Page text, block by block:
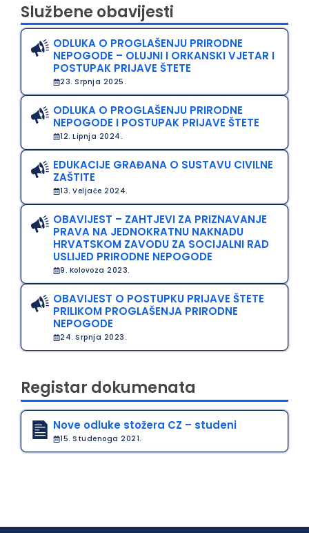
Službene obavijesti
ODLUKA O PROGLAŠENJU PRIRODNE
NEPOGODE – OLUJNI I ORKANSKI VJETAR I
POSTUPAK PRIJAVE ŠTETE
23. Srpnja 2025.
ODLUKA O PROGLAŠENJU PRIRODNE
NEPOGODE I POSTUPAK PRIJAVE ŠTETE
12. Lipnja 2024.
EDUKACIJE GRAĐANA O SUSTAVU CIVILNE
ZAŠTITE
13. Veljače 2024.
OBAVIJEST – ZAHTJEVI ZA PRIZNAVANJE
PRAVA NA JEDNOKRATNU NAKNADU
HRVATSKOM ZAVODU ZA SOCIJALNI RAD
USLIJED PRIRODNE NEPOGODE
9. Kolovoza 2023.
OBAVIJEST O POSTUPKU PRIJAVE ŠTETE
PRILIKOM PROGLAŠENJA PRIRODNE
NEPOGODE
24. Srpnja 2023.
Registar dokumenata
Nove odluke stožera CZ – studeni
15. Studenoga 2021.